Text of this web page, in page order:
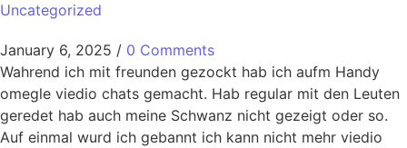
Uncategorized
January 6, 2025 / 0 Comments
Wahrend ich mit freunden gezockt hab ich aufm Handy
omegle viedio chats gemacht. Hab regular mit den Leuten
geredet hab auch meine Schwanz nicht gezeigt oder so.
Auf einmal wurd ich gebannt ich kann nicht mehr viedio